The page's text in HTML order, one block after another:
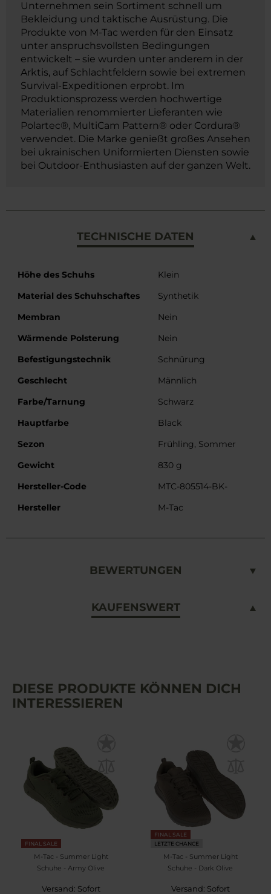
Unternehmen sein Sortiment schnell um
Bekleidung und taktische Ausrüstung. Die
Produkte von M-Tac werden für den Einsatz
unter anspruchsvollsten Bedingungen
entwickelt – sie wurden unter anderem in der
Arktis, auf Schlachtfeldern sowie bei extremen
Survival-Expeditionen erprobt. Im
Produktionsprozess werden hochwertige
Materialien renommierter Lieferanten wie
Polartec®, MultiCam Pattern® oder Cordura®
verwendet. Die Marke genießt großes Ansehen
bei ukrainischen Uniformierten Diensten sowie
bei Outdoor-Enthusiasten auf der ganzen Welt.
TECHNISCHE DATEN
Weitere
Höhe des Schuhs
Klein
Material des Schuhschaftes
Synthetik
Membran
Nein
Wärmende Polsterung
Nein
Befestigungstechnik
Schnürung
Geschlecht
Männlich
Farbe/Tarnung
Schwarz
Hauptfarbe
Black
Sezon
Frühling, Sommer
Gewicht
830 g
Hersteller-Code
MTC-805514-BK-
Hersteller
M-Tac
BEWERTUNGEN
KAUFENSWERT
DIESE PRODUKTE KÖNNEN DICH
INTERESSIEREN
FINAL SALE
M-Tac - Summer Light
Schuhe - Army Olive
Versand: Sofort
FINAL SALE
LETZTE CHANCE
M-Tac - Summer Light
Schuhe - Dark Olive
Versand: Sofort